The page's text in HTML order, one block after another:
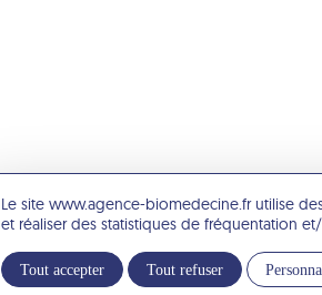
Le site www.agence-biomedecine.fr utilise
et réaliser des statistiques de fréquentation
Tout accepter Tout refuser